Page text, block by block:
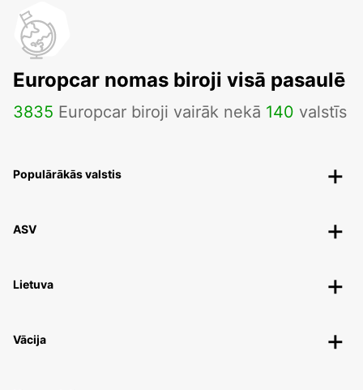
Europcar nomas biroji visā pasaulē
3835 Europcar biroji vairāk nekā 140 valstīs
Populārākās valstis
ASV
Lietuva
Vācija